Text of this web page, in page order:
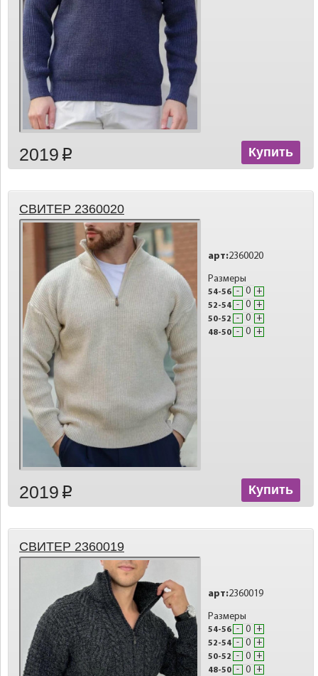
2019 p Купить
СВИТЕР 2360020
арт:2360020
Размеры
54-56 - +
52-54 - +
50-52 - +
48-50 - +
2019 p Купить
СВИТЕР 2360019
арт:2360019
Размеры
54-56 - +
52-54 - +
50-52 - +
48-50 - +